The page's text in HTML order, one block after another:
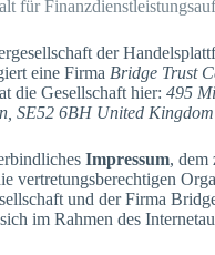
für
der
eine Firma Bridge Trust
die Gesellschaft hier: 495
SE52 6BH United Kingdom
Impressum, dem
vertretungsberechtigen
und der Firma
im Rahmen des